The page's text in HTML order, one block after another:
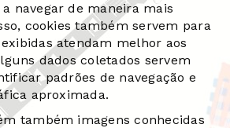
navegar de maneira mais
cookies também servem para
atendam melhor aos
dados coletados servem
padrões de navegação e
aproximada.
também imagens conhecidas